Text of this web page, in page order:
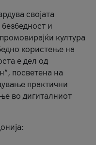
својата
и
култура
користење на
е дел од
посветена на
практични
во дигиталниот